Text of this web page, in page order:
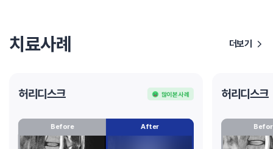
치료사례 더보기
허리디스크 많이 본 사례
Before After
허리디스크